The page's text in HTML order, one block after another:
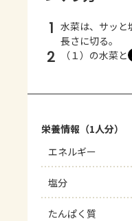
1 水菜は、サッと
長さに切る。
2 （１）の水菜と
栄養情報（1人分）
エネルギー
塩分
たんぱく質